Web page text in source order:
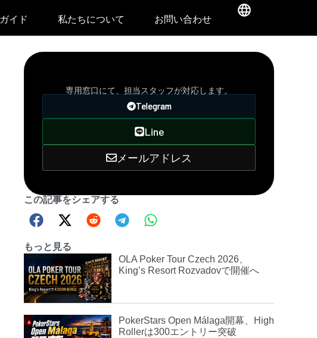
ガイド 私たちについて お問い合わせ
専用窓口にて、担当スタッフが対応します。
Telegram
Line
メールアドレス
この記事をシェアする
もっと見る
OLA Poker Tour Czech 2026、
King’s Resort Rozvadovで開催へ
PokerStars Open Málaga開幕、High
Rollerは300エントリー突破